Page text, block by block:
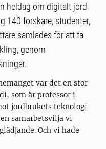
heldag om digitalt jord-
140 forskare, studenter,
samlades för att ta
genom
var det en stor
som är professor i
jordbrukets teknologi
samarbetsvilja vi
Och vi hade